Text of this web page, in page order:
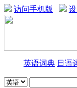
访问手机版
英语词典 日语